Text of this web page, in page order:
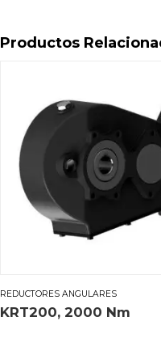
Productos
REDUCTORES ANGULARES
KRT200, 2000 Nm